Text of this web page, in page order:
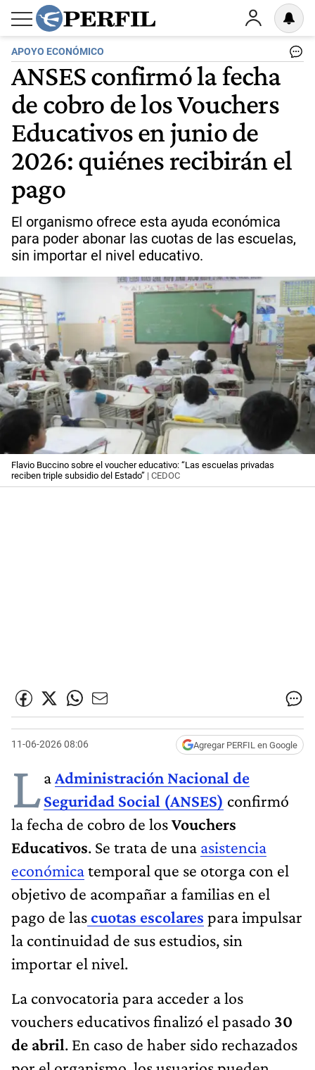
APOYO ECONÓMICO
ANSES confirmó la fecha
de cobro de los Vouchers
Educativos en junio de
2026: quiénes recibirán el
pago
El organismo ofrece esta ayuda económica
para poder abonar las cuotas de las escuelas,
sin importar el nivel educativo.
Flavio Buccino sobre el voucher educativo: “Las escuelas privadas
reciben triple subsidio del Estado” | CEDOC
11-06-2026 08:06 Agregar PERFIL en Google
LaAdministración Nacional de
Seguridad Social (ANSES) confirmó
la fecha de cobro de losVouchers
Educativos. Se trata de una asistencia
económicatemporal que se otorga con el
objetivo de acompañar a familias en el
pago de lascuotas escolares para impulsar
la continuidad de sus estudios, sin
importar el nivel.
La convocatoria para acceder a los
vouchers educativos finalizó el pasado 30
de abril. En caso de haber sido rechazados